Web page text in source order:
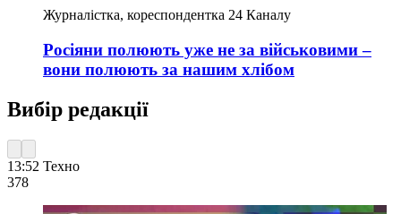
Журналістка, кореспондентка 24 Каналу
Росіяни полюють уже не за військовими –
вони полюють за нашим хлібом
Вибір редакції
13:52 Техно
378